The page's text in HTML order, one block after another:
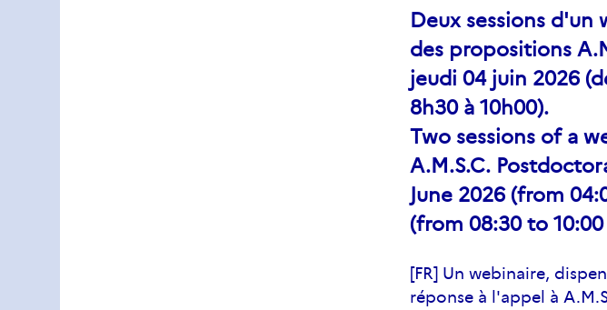
Deux sessions d'un
des propositions
jeudi 04 juin 2026
8h30 à 10h00).
Two sessions of a
A.M.S.C.
June 2026 (from
(from 08:30 to
[FR] Un webinaire,
réponse à l'appel à